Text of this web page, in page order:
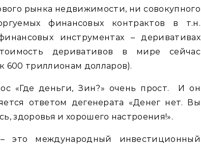
рынка недвижимости, ни совокупного
финансовых контрактов в т.н.
инструментах – деривативах
деривативов в мире сейчас
600 триллионам долларов).
«Где деньги, Зин?» очень прост. И он
ответом дегенерата «Денег нет. Вы
здоровья и хорошего настроения!».
это международный инвестиционный